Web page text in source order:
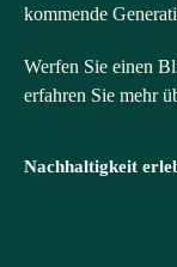
kommende
Werfen Sie einen
erfahren Sie mehr
Nachhaltigkeit